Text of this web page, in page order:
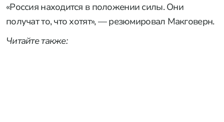
«Россия находится в положении силы. Они
получат то, что хотят», — резюмировал Макговерн.
Читайте также: